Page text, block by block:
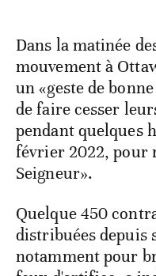
Dans la matinée
mouvement à
un «geste de
de faire cesser
pendant quelques
février 2022, pour
Seigneur».
Quelque 450
distribuées depuis
notamment pour